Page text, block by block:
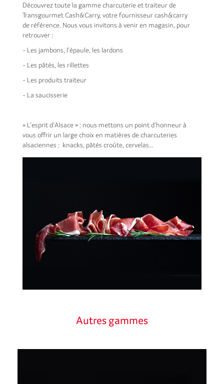
Découvrez toute la gamme charcuterie et traiteur de
Transgourmet Cash&Carry, votre fournisseur cash&carry
de référence. Nous vous invitons à venir en magasin, pour
retrouver :
- Les jambons, l’épaule, les lardons
- Les pâtés, les rillettes
- Les produits traiteur
- La saucisserie
« L’esprit d’Alsace » : nous mettons un point d’honneur à
vous offrir un large choix en matières de charcuteries
alsaciennes : knacks, pâtés croûte, cervelas…
Autres gammes